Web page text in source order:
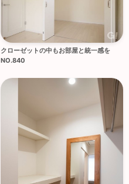
クローゼットの中もお部屋と統一感を
NO.840